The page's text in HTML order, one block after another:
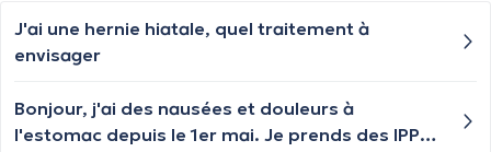
J'ai une hernie hiatale, quel traitement à
envisager
Bonjour, j'ai des nausées et douleurs à
l'estomac depuis le 1er mai. Je prends des IPP